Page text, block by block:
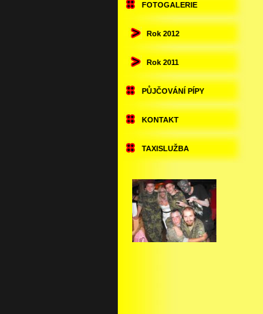
FOTOGALERIE
Rok 2012
Rok 2011
PŮJČOVÁNÍ PÍPY
KONTAKT
TAXISLUŽBA